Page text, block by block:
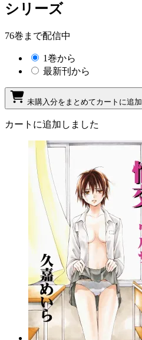
シリーズ
76巻まで配信中
1巻から
最新刊から
未購入分をまとめてカートに追加
カートに追加しました